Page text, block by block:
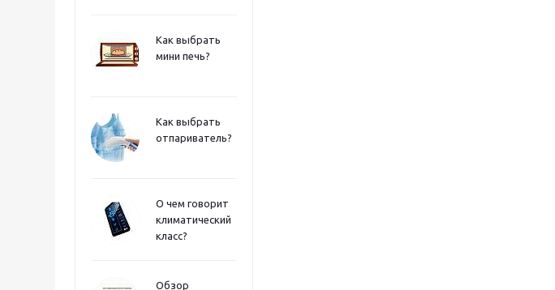
Как выбрать
мини печь?
Как выбрать
отпариватель?
О чем говорит
климатический
класс?
Обзор